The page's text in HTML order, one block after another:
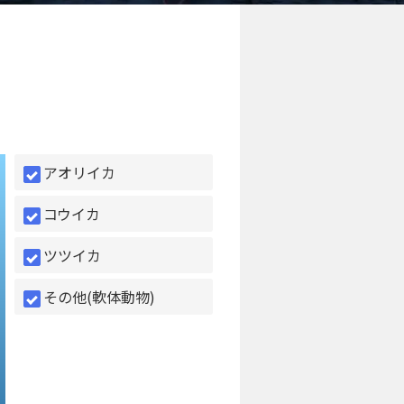
アオリイカ
コウイカ
ツツイカ
その他(軟体動物)